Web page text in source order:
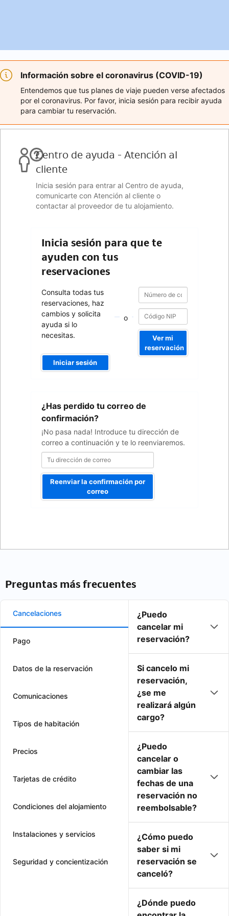
Información sobre el coronavirus (COVID-19)
Entendemos que tus planes de viaje pueden verse afectados
por el coronavirus. Por favor, inicia sesión para recibir ayuda
para cambiar tu reservación.
Centro de ayuda - Atención al
cliente
Inicia sesión para entrar al Centro de ayuda,
comunicarte con Atención al cliente o
contactar al proveedor de tu alojamiento.
Inicia sesión para que te
ayuden con tus
reservaciones
Consulta todas tus
reservaciones, haz
cambios y solicita
ayuda si lo
necesitas.
Iniciar sesión
o
Número
de
confirmación
Número
confirmación
Ver mi
reservación
¿Has perdido tu correo de
confirmación?
¡No pasa nada! Introduce tu dirección de
correo a continuación y te lo reenviaremos.
dirección
correo
Reenviar la confirmación por
correo
Preguntas más frecuentes
Cancelaciones
Pago
Datos de la reservación
Comunicaciones
Tipos de habitación
Precios
Tarjetas de crédito
Condiciones del alojamiento
Instalaciones y servicios
Seguridad y concientización
¿Puedo
cancelar mi
reservación?
Si cancelo mi
reservación,
¿se me
realizará algún
cargo?
¿Puedo
cancelar o
cambiar las
fechas de una
reservación no
reembolsable?
¿Cómo puedo
saber si mi
reservación se
canceló?
¿Dónde puedo